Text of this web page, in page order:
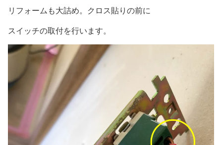
リフォームも大詰め。クロス貼りの前に
スイッチの取付を行います。